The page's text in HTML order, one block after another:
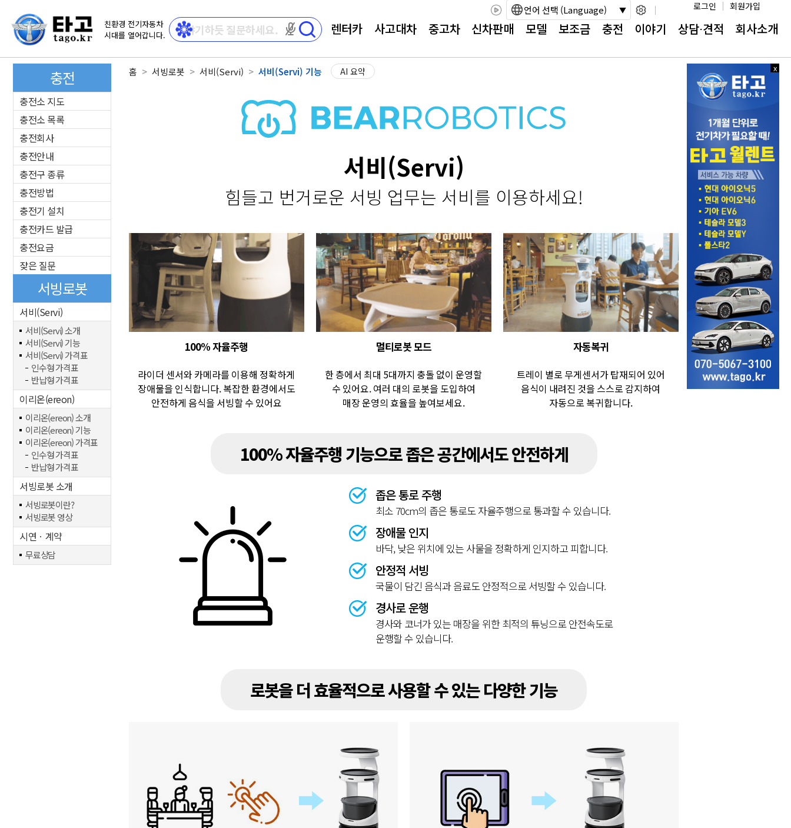
친환경 전기자동차
시대를 열어갑니다.
마이크 권한이 필요합니다
로그인 회원가입
언어 선택 (Language)
렌터카 사고대차 중고차 신차판매 모델 보조금 충전 이야기 상담⋅견적 회사소개
홈 서빙로봇 서비(Servi) 서비(Servi) 기능 AI 요약
충전
충전소 지도
충전소 목록
충전회사
충전안내
충전구 종류
충전방법
충전기 설치
충전카드 발급
충전요금
잦은 질문
서빙로봇
서비(Servi)
서비(Servi) 소개
서비(Servi) 기능
서비(Servi) 가격표
인수형 가격표
반납형 가격표
이리온(ereon)
이리온(ereon) 소개
이리온(ereon) 기능
이리온(ereon) 가격표
인수형 가격표
반납형 가격표
서빙로봇 소개
서빙로봇이란?
서빙로봇 영상
시연ㆍ계약
무료상담
서비(Servi)
힘들고 번거로운 서빙 업무는 서비를 이용하세요!
100% 자율주행
라이더 센서와 카메라를 이용해 정확하게
장애물을 인식합니다. 복잡한 환경에서도
안전하게 음식을 서빙할 수 있어요
멀티로봇 모드
한 층에서 최대 5대까지 충돌 없이 운영할
수 있어요. 여러 대의 로봇을 도입하여
매장 운영의 효율을 높여보세요.
자동복귀
트레이 별로 무게센서가 탑재되어 있어
음식이 내려진 것을 스스로 감지하여
자동으로 복귀합니다.
100% 자율주행 기능으로 좁은 공간에서도 안전하게
좁은 통로 주행
최소 70cm의 좁은 통로도 자율주행으로 통과할 수 있습니다.
장애물 인지
바닥, 낮은 위치에 있는 사물을 정확하게 인지하고 피합니다.
안정적 서빙
국물이 담긴 음식과 음료도 안정적으로 서빙할 수 있습니다.
경사로 운행
경사와 코너가 있는 매장을 위한 최적의 튜닝으로 안전속도로
운행할 수 있습니다.
로봇을 더 효율적으로 사용할 수 있는 다양한 기능
x
x